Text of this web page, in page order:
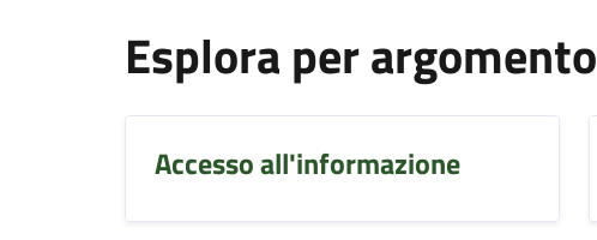
Esplora per argomento
Accesso all'informazione